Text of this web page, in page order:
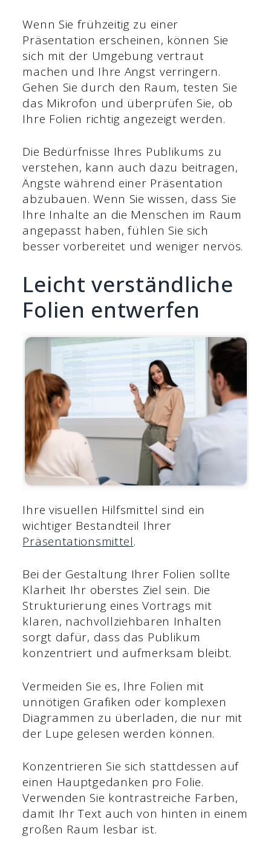
Wenn Sie frühzeitig zu einer
Präsentation erscheinen, können Sie
sich mit der Umgebung vertraut
machen und Ihre Angst verringern.
Gehen Sie durch den Raum, testen Sie
das Mikrofon und überprüfen Sie, ob
Ihre Folien richtig angezeigt werden.
Die Bedürfnisse Ihres Publikums zu
verstehen, kann auch dazu beitragen,
Ängste während einer Präsentation
abzubauen. Wenn Sie wissen, dass Sie
Ihre Inhalte an die Menschen im Raum
angepasst haben, fühlen Sie sich
besser vorbereitet und weniger nervös.
Leicht verständliche
Folien entwerfen
Ihre visuellen Hilfsmittel sind ein
wichtiger Bestandteil Ihrer
Präsentationsmittel.
Bei der Gestaltung Ihrer Folien sollte
Klarheit Ihr oberstes Ziel sein. Die
Strukturierung eines Vortrags mit
klaren, nachvollziehbaren Inhalten
sorgt dafür, dass das Publikum
konzentriert und aufmerksam bleibt.
Vermeiden Sie es, Ihre Folien mit
unnötigen Grafiken oder komplexen
Diagrammen zu überladen, die nur mit
der Lupe gelesen werden können.
Konzentrieren Sie sich stattdessen auf
einen Hauptgedanken pro Folie.
Verwenden Sie kontrastreiche Farben,
damit Ihr Text auch von hinten in einem
großen Raum lesbar ist.